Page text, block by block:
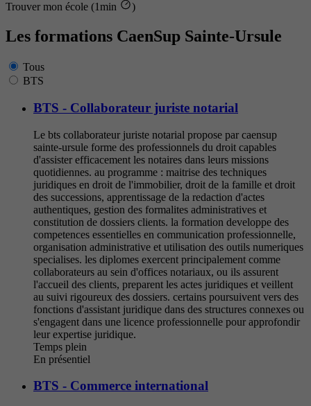
Trouver mon école (1min
)
Les formations CaenSup Sainte-Ursule
Tous
BTS
BTS - Collaborateur juriste notarial
Le bts collaborateur juriste notarial propose par caensup
sainte-ursule forme des professionnels du droit capables
d'assister efficacement les notaires dans leurs missions
quotidiennes. au programme : maitrise des techniques
juridiques en droit de l'immobilier, droit de la famille et droit
des successions, apprentissage de la redaction d'actes
authentiques, gestion des formalites administratives et
constitution de dossiers clients. la formation developpe des
competences essentielles en communication professionnelle,
organisation administrative et utilisation des outils numeriques
specialises. les diplomes exercent principalement comme
collaborateurs au sein d'offices notariaux, ou ils assurent
l'accueil des clients, preparent les actes juridiques et veillent
au suivi rigoureux des dossiers. certains poursuivent vers des
fonctions d'assistant juridique dans des structures connexes ou
s'engagent dans une licence professionnelle pour approfondir
leur expertise juridique.
Temps plein
En présentiel
BTS - Commerce international